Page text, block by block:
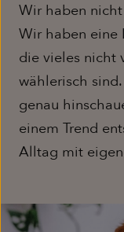
Wir haben
Wir haben eine
die vieles nicht
wählerisch
genau
einem Trend
Alltag mit